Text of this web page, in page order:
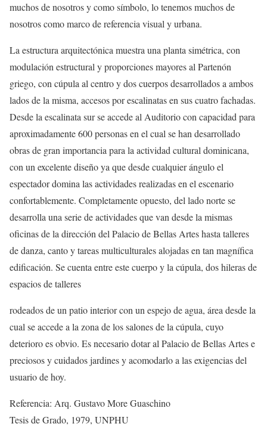
muchos de nosotros y como símbolo, lo tenemos muchos de
nosotros como marco de referencia visual y urbana.
La estructura arquitectónica muestra una planta simétrica, con
modulación estructural y proporciones mayores al Partenón
griego, con cúpula al centro y dos cuerpos desarrollados a ambos
lados de la misma, accesos por escalinatas en sus cuatro fachadas.
Desde la escalinata sur se accede al Auditorio con capacidad para
aproximadamente 600 personas en el cual se han desarrollado
obras de gran importancia para la actividad cultural dominicana,
con un excelente diseño ya que desde cualquier ángulo el
espectador domina las actividades realizadas en el escenario
confortablemente. Completamente opuesto, del lado norte se
desarrolla una serie de actividades que van desde la mismas
oficinas de la dirección del Palacio de Bellas Artes hasta talleres
de danza, canto y tareas multiculturales alojadas en tan magnífica
edificación. Se cuenta entre este cuerpo y la cúpula, dos hileras de
espacios de talleres
rodeados de un patio interior con un espejo de agua, área desde la
cual se accede a la zona de los salones de la cúpula, cuyo
deterioro es obvio. Es necesario dotar al Palacio de Bellas Artes e
preciosos y cuidados jardines y acomodarlo a las exigencias del
usuario de hoy.
Referencia: Arq. Gustavo More Guaschino
Tesis de Grado, 1979, UNPHU